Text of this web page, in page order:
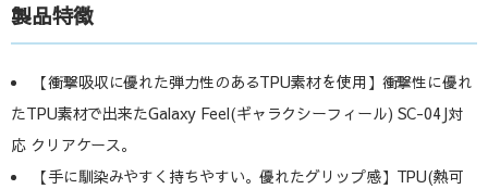
製品特徴
【衝撃吸収に優れた弾力性のあるTPU素材を使用】衝撃性に優れ
たTPU素材で出来たGalaxy Feel(ギャラクシーフィール) SC-04J対
応 クリアケース。
【手に馴染みやすく持ちやすい。優れたグリップ感】TPU(熱可